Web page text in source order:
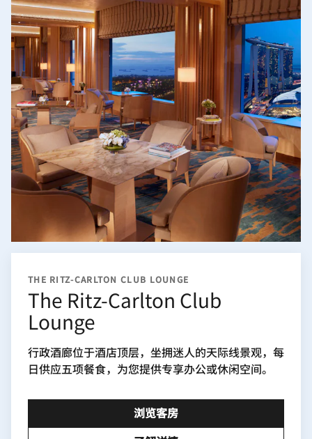
THE RITZ-CARLTON CLUB LOUNGE
The Ritz-Carlton Club
Lounge
行政酒廊位于酒店顶层，坐拥迷人的天际线景观，每
日供应五项餐食，为您提供专享办公或休闲空间。
浏览客房